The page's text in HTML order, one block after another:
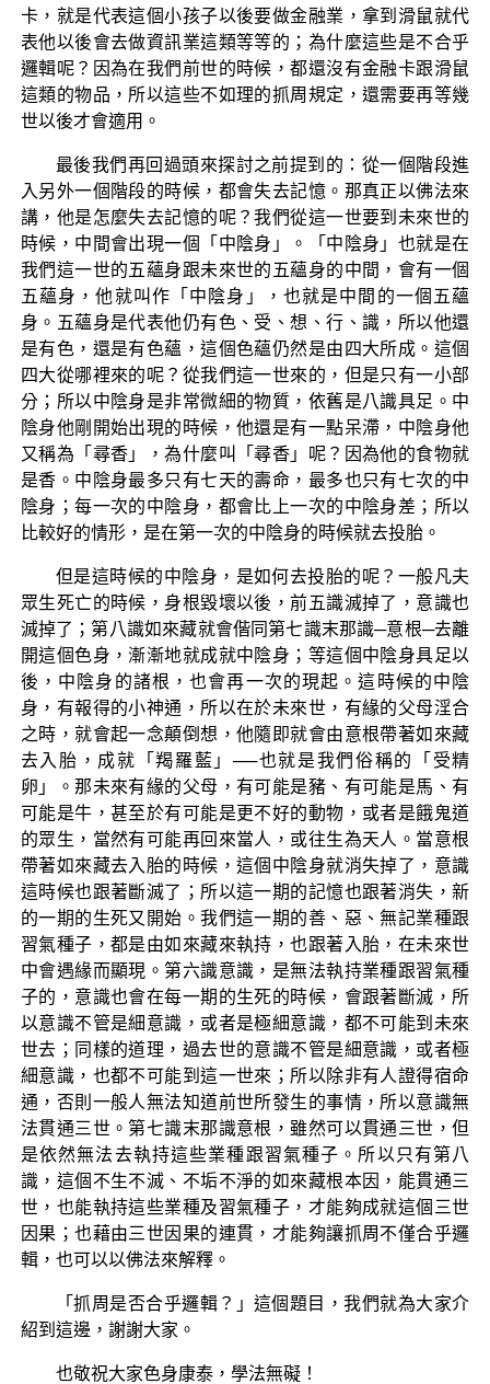
卡，就是代表這個小孩子以後要做金融業，拿到滑鼠就代
表他以後會去做資訊業這類等等的；為什麼這些是不合乎
邏輯呢？因為在我們前世的時候，都還沒有金融卡跟滑鼠
這類的物品，所以這些不如理的抓周規定，還需要再等幾
世以後才會適用。
最後我們再回過頭來探討之前提到的：從一個階段進
入另外一個階段的時候，都會失去記憶。那真正以佛法來
講，他是怎麼失去記憶的呢？我們從這一世要到未來世的
時候，中間會出現一個「中陰身」。「中陰身」也就是在
我們這一世的五蘊身跟未來世的五蘊身的中間，會有一個
五蘊身，他就叫作「中陰身」，也就是中間的一個五蘊
身。五蘊身是代表他仍有色、受、想、行、識，所以他還
是有色，還是有色蘊，這個色蘊仍然是由四大所成。這個
四大從哪裡來的呢？從我們這一世來的，但是只有一小部
分；所以中陰身是非常微細的物質，依舊是八識具足。中
陰身他剛開始出現的時候，他還是有一點呆滯，中陰身他
又稱為「尋香」，為什麼叫「尋香」呢？因為他的食物就
是香。中陰身最多只有七天的壽命，最多也只有七次的中
陰身；每一次的中陰身，都會比上一次的中陰身差；所以
比較好的情形，是在第一次的中陰身的時候就去投胎。
但是這時候的中陰身，是如何去投胎的呢？一般凡夫
眾生死亡的時候，身根毀壞以後，前五識滅掉了，意識也
滅掉了；第八識如來藏就會偕同第七識末那識─意根─去離
開這個色身，漸漸地就成就中陰身；等這個中陰身具足以
後，中陰身的諸根，也會再一次的現起。這時候的中陰
身，有報得的小神通，所以在於未來世，有緣的父母淫合
之時，就會起一念顛倒想，他隨即就會由意根帶著如來藏
去入胎，成就「羯羅藍」──也就是我們俗稱的「受精
卵」。那未來有緣的父母，有可能是豬、有可能是馬、有
可能是牛，甚至於有可能是更不好的動物，或者是餓鬼道
的眾生，當然有可能再回來當人，或往生為天人。當意根
帶著如來藏去入胎的時候，這個中陰身就消失掉了，意識
這時候也跟著斷滅了；所以這一期的記憶也跟著消失，新
的一期的生死又開始。我們這一期的善、惡、無記業種跟
習氣種子，都是由如來藏來執持，也跟著入胎，在未來世
中會遇緣而顯現。第六識意識，是無法執持業種跟習氣種
子的，意識也會在每一期的生死的時候，會跟著斷滅，所
以意識不管是細意識，或者是極細意識，都不可能到未來
世去；同樣的道理，過去世的意識不管是細意識，或者極
細意識，也都不可能到這一世來；所以除非有人證得宿命
通，否則一般人無法知道前世所發生的事情，所以意識無
法貫通三世。第七識末那識意根，雖然可以貫通三世，但
是依然無法去執持這些業種跟習氣種子。所以只有第八
識，這個不生不滅、不垢不淨的如來藏根本因，能貫通三
世，也能執持這些業種及習氣種子，才能夠成就這個三世
因果；也藉由三世因果的連貫，才能夠讓抓周不僅合乎邏
輯，也可以以佛法來解釋。
「抓周是否合乎邏輯？」這個題目，我們就為大家介
紹到這邊，謝謝大家。
也敬祝大家色身康泰，學法無礙！